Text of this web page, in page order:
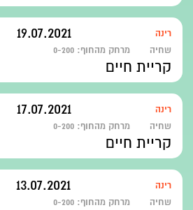
רינה 19.07.2021
שחיה מרחק מהחוף: 0-200
קריית חיים
רינה 17.07.2021
שחיה מרחק מהחוף: 0-200
קריית חיים
רינה 13.07.2021
שחיה מרחק מהחוף: 0-200